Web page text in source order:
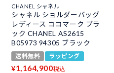
CHANEL シャネル
シャネル ショルダーバッグ
レディース ココマーク ブラ
ック CHANEL AS2615
B05973 94305 ブラック
送料無料 ラッピング
¥1,164,900税込